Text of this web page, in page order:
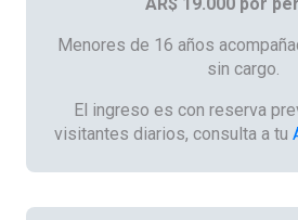
Menores de 16 años
sin cargo.
El ingreso es con reserva
visitantes diarios, consulta a tu